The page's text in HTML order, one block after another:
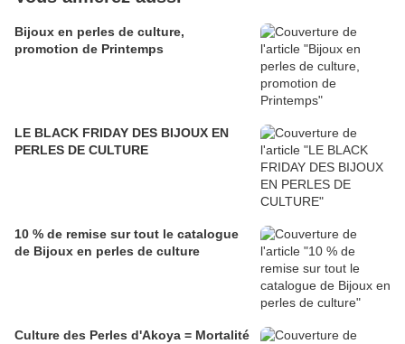
Bijoux en perles de culture,
promotion de Printemps
LE BLACK FRIDAY DES BIJOUX EN
PERLES DE CULTURE
10 % de remise sur tout le catalogue
de Bijoux en perles de culture
Culture des Perles d'Akoya = Mortalité